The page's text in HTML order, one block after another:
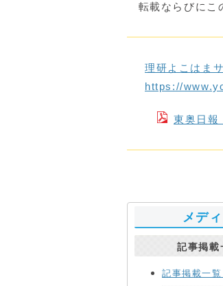
転載ならびにこ
理研よこはま
https://
東奥日報
メデ
記事掲載
記事掲載一覧